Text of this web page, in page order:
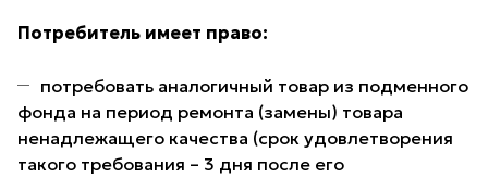
Потребитель имеет право:
потребовать аналогичный товар из подменного
фонда на период ремонта (замены) товара
ненадлежащего качества (срок удовлетворения
такого требования – 3 дня после его